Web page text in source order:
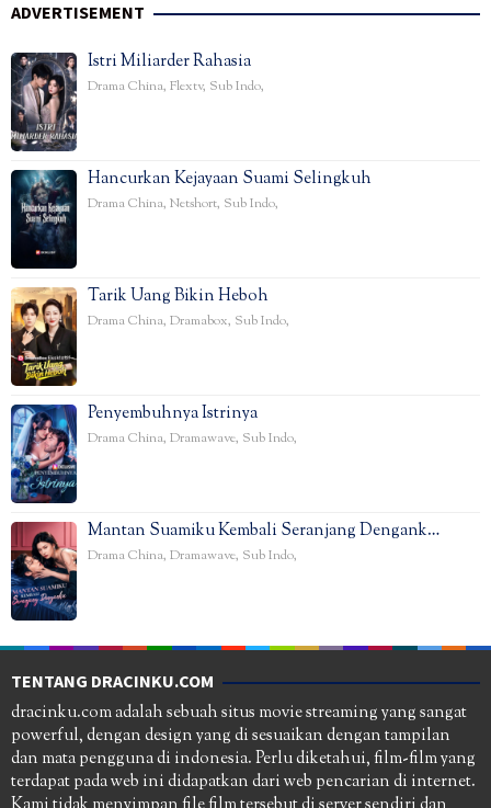
ADVERTISEMENT
Istri Miliarder Rahasia
Drama China, Flextv, Sub Indo,
Hancurkan Kejayaan Suami Selingkuh
Drama China, Netshort, Sub Indo,
Tarik Uang Bikin Heboh
Drama China, Dramabox, Sub Indo,
Penyembuhnya Istrinya
Drama China, Dramawave, Sub Indo,
Mantan Suamiku Kembali Seranjang Dengank…
Drama China, Dramawave, Sub Indo,
TENTANG DRACINKU.COM
dracinku.com adalah sebuah situs movie streaming yang sangat
powerful, dengan design yang di sesuaikan dengan tampilan
dan mata pengguna di indonesia. Perlu diketahui, film-film yang
terdapat pada web ini didapatkan dari web pencarian di internet.